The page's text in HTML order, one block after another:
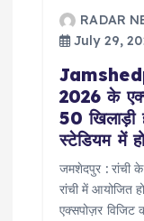
RADAR
July 29,
2026 के
50 खिलाड़ी
स्टेडियम में
जमशेदपुर : रांची के
रांची में आयोजित
एक्सपोज़र विजिट